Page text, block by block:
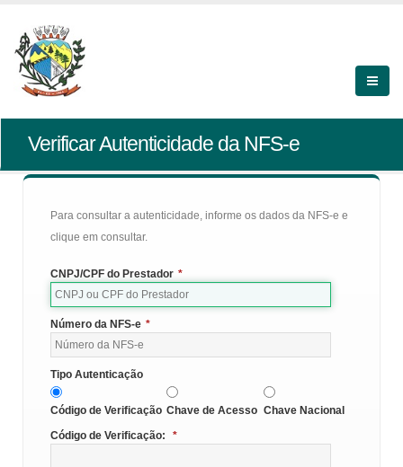
Verificar Autenticidade da NFS-e
Para consultar a autenticidade, informe os dados da NFS-e e
clique em consultar.
CNPJ/CPF do Prestador *
Número da NFS-e *
Tipo Autenticação
Código de Verificação Chave de Acesso Chave Nacional
Código de Verificação:
*